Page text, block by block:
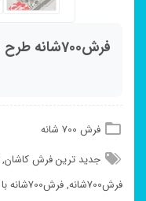
فرش700شانه طرح ماهلین فیلی
فرش 700 شانه
جدید ترین فرش کاشان,
فرش700شانه
,فرش700شانه با کیفیت